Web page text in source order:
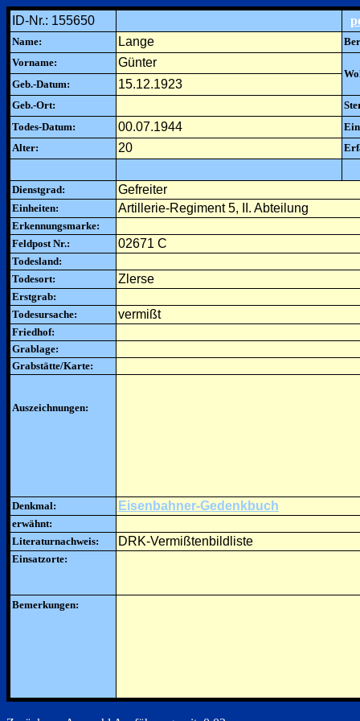
ID-Nr.: 155650
Name: Lange
Vorname:
Günter
Geb.-Datum:
15.12.1923
Geb.-Ort:
Todes-Datum:
00.07.1944
Alter:
20
Dienstgrad: Gefreiter
Einheiten: Artillerie-Regiment 5, II. Abteilung
Erkennungsmarke:
Feldpost Nr.:
02671 C
Todesland:
Todesort:
Zlerse
Erstgrab:
Todesursache:
vermißt
Friedhof:
Grablage:
Grabstätte/Karte:
Auszeichnungen:
Denkmal: Eisenbahner-Gedenkbuch
erwähnt:
Literaturnachweis:
DRK-Vermißtenbildliste
Einsatzorte:
Bemerkungen: